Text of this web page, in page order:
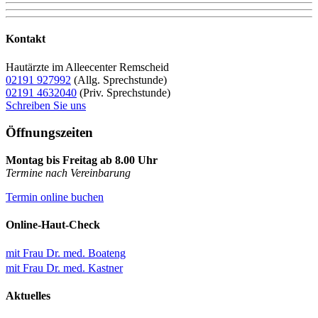
Kontakt
Hautärzte im Alleecenter Remscheid
02191 927992 (Allg. Sprechstunde)
02191 4632040 (Priv. Sprechstunde)
Schreiben Sie uns
Öffnungszeiten
Montag bis Freitag ab 8.00 Uhr
Termine nach Vereinbarung
Termin online buchen
Online-Haut-Check
mit Frau Dr. med. Boateng
mit Frau Dr. med. Kastner
Aktuelles